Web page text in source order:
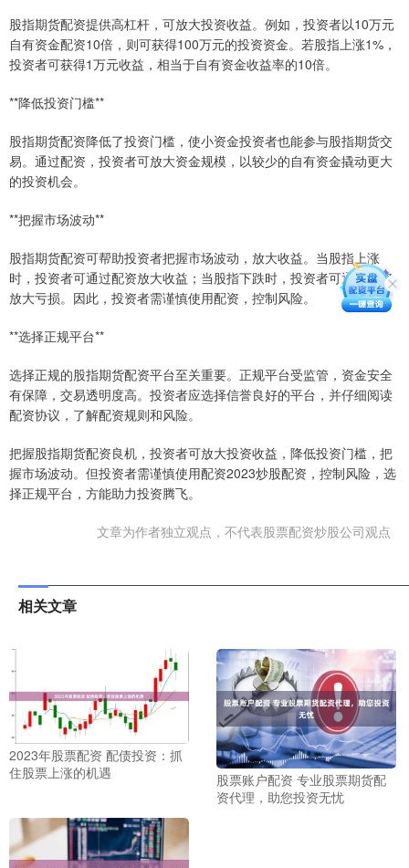
股指期货配资提供高杠杆，可放大投资收益。例如，投资者以10万元
自有资金配资10倍，则可获得100万元的投资资金。若股指上涨1%，
投资者可获得1万元收益，相当于自有资金收益率的10倍。
**降低投资门槛**
股指期货配资降低了投资门槛，使小资金投资者也能参与股指期货交
易。通过配资，投资者可放大资金规模，以较少的自有资金撬动更大
的投资机会。
**把握市场波动**
股指期货配资可帮助投资者把握市场波动，放大收益。当股指上涨
时，投资者可通过配资放大收益；当股指下跌时，投资者可通过配资
放大亏损。因此，投资者需谨慎使用配资，控制风险。
**选择正规平台**
选择正规的股指期货配资平台至关重要。正规平台受监管，资金安全
有保障，交易透明度高。投资者应选择信誉良好的平台，并仔细阅读
配资协议，了解配资规则和风险。
把握股指期货配资良机，投资者可放大投资收益，降低投资门槛，把
握市场波动。但投资者需谨慎使用配资2023炒股配资，控制风险，选
择正规平台，方能助力投资腾飞。
文章为作者独立观点，不代表股票配资炒股公司观点
相关文章
2023年股票配资 配债投资：抓
住股票上涨的机遇
股票账户配资 专业股票期货配
资代理，助您投资无忧